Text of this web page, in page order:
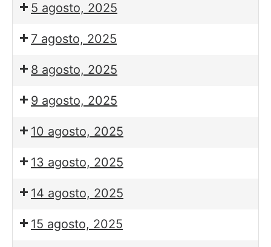
5 agosto, 2025
7 agosto, 2025
8 agosto, 2025
9 agosto, 2025
10 agosto, 2025
13 agosto, 2025
14 agosto, 2025
15 agosto, 2025